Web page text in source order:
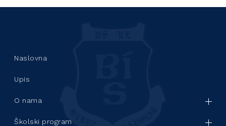
Naslovna
Upis
O nama
Školski program